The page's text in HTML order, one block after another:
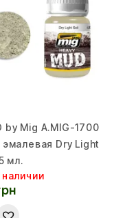
by Mig A.MIG-1700
эмалевая Dry Light
мл.